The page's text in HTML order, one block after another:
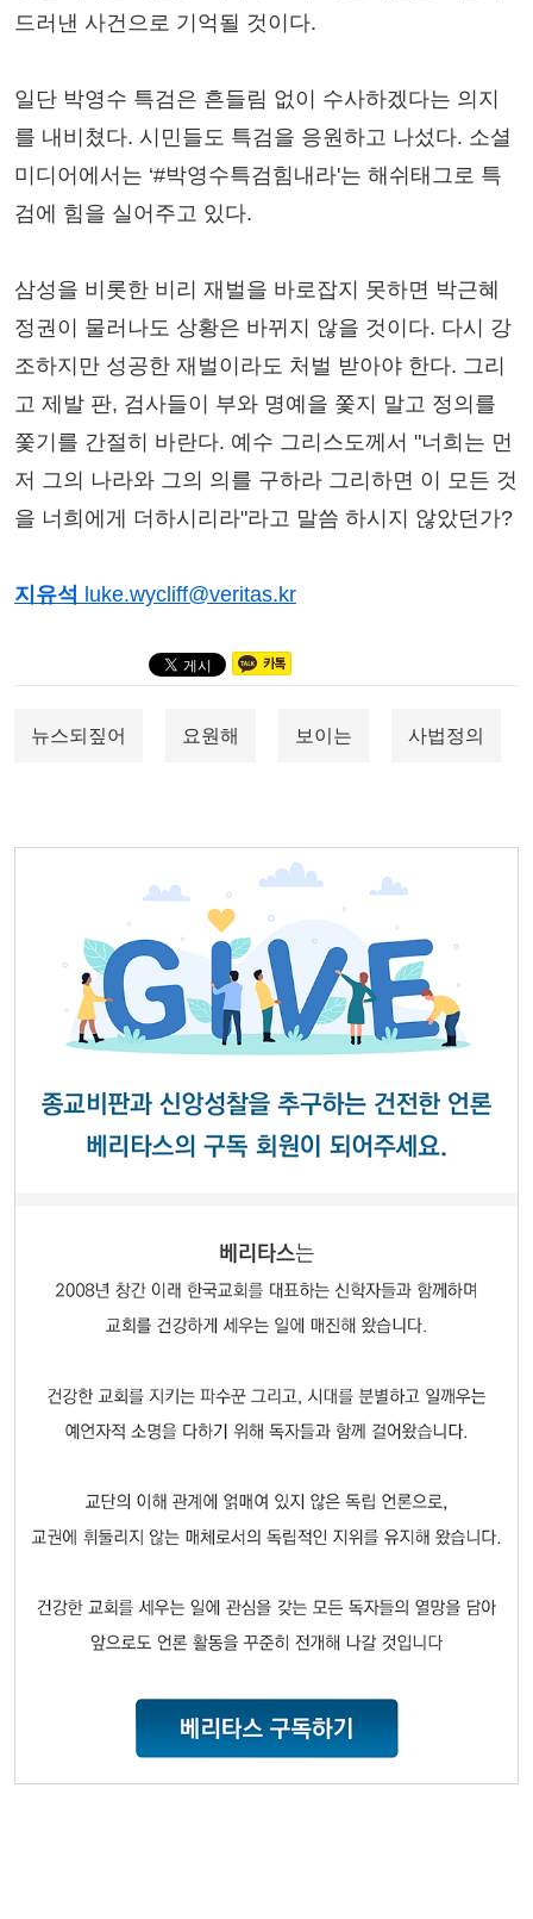
드러낸 사건으로 기억될 것이다.
일단 박영수 특검은 흔들림 없이 수사하겠다는 의지
를 내비쳤다. 시민들도 특검을 응원하고 나섰다. 소셜
미디어에서는 ‘#박영수특검힘내라'는 해쉬태그로 특
검에 힘을 실어주고 있다.
삼성을 비롯한 비리 재벌을 바로잡지 못하면 박근혜
정권이 물러나도 상황은 바뀌지 않을 것이다. 다시 강
조하지만 성공한 재벌이라도 처벌 받아야 한다. 그리
고 제발 판, 검사들이 부와 명예을 쫓지 말고 정의를
쫓기를 간절히 바란다. 예수 그리스도께서 "너희는 먼
저 그의 나라와 그의 의를 구하라 그리하면 이 모든 것
을 너희에게 더하시리라"라고 말씀 하시지 않았던가?
지유석 luke.wycliff@veritas.kr
뉴스되짚어 요원해 보이는 사법정의